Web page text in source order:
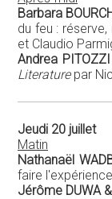
Barbara
du feu : réserve,
et Claudio
Andrea
Literaturepar
Jeudi 20 juillet
Matin
Nathanaël
faire
Jérôme DUWA